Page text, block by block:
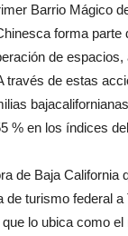
Barrio Mágico
forma parte
de
través de estas
% en los índices
de Baja California
de turismo federal a
lo ubica como